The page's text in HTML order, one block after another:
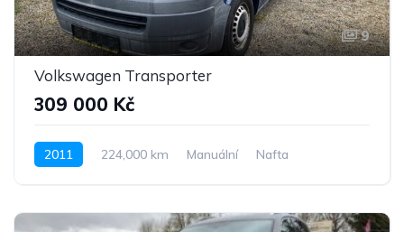
9
Volkswagen Transporter
309 000 Kč
2011 224,000 km Manuální
Nafta